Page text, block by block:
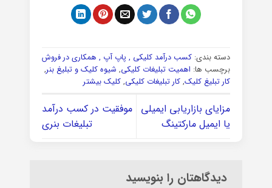
دسته بندی: کسب درآمد کلیکی , پاپ آپ , همکاری در فروش
برچسب ها: اهمیت تبلیغات کلیکی, شیوه کلیک و تبلیغ بنر,
کار تبلیغ کلیک, کار تبلیغات کلیکی, کلیک بیشتر
مزایای بازاریابی ایمیلی
یا ایمیل مارکتینگ
موفقیت در کسب درآمد
تبلیغات بنری
دیدگاهتان را بنویسید